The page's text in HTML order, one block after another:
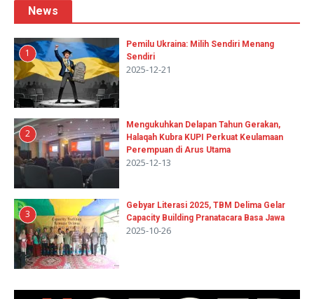
News
1
Pemilu Ukraina: Milih Sendiri Menang
Sendiri
2025-12-21
2
Mengukuhkan Delapan Tahun Gerakan,
Halaqah Kubra KUPI Perkuat Keulamaan
Perempuan di Arus Utama
2025-12-13
3
Gebyar Literasi 2025, TBM Delima Gelar
Capacity Building Pranatacara Basa Jawa
2025-10-26